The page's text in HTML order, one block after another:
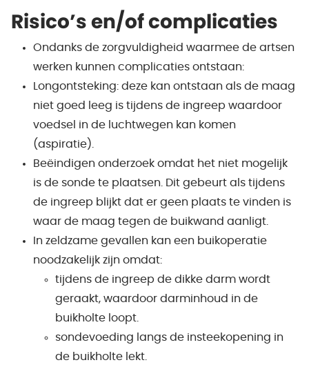
Risico’s en/of complicaties
Ondanks de zorgvuldigheid waarmee de artsen
werken kunnen complicaties ontstaan:
Longontsteking: deze kan ontstaan als de maag
niet goed leeg is tijdens de ingreep waardoor
voedsel in de luchtwegen kan komen
(aspiratie).
Beëindigen onderzoek omdat het niet mogelijk
is de sonde te plaatsen. Dit gebeurt als tijdens
de ingreep blijkt dat er geen plaats te vinden is
waar de maag tegen de buikwand aanligt.
In zeldzame gevallen kan een buikoperatie
noodzakelijk zijn omdat:
tijdens de ingreep de dikke darm wordt
geraakt, waardoor darminhoud in de
buikholte loopt.
sondevoeding langs de insteekopening in
de buikholte lekt.